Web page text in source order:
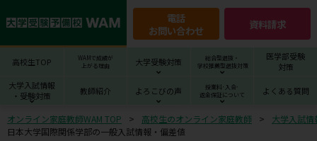
電話
お問い合わせ
資料請求
高校生TOP
WAMで成績が
上がる理由
大学受験対策
総合型選抜・
学校推薦型選抜対策
医学部受験
対策
大学入試情報
・受験対策
教師紹介 よろこびの声
授業料･入会･
返金保証について
よくある質問
オンライン家庭教師WAM TOP 高校生のオンライン家庭教師
大学入試
日本大学国際関係学部の一般入試情報・偏差値